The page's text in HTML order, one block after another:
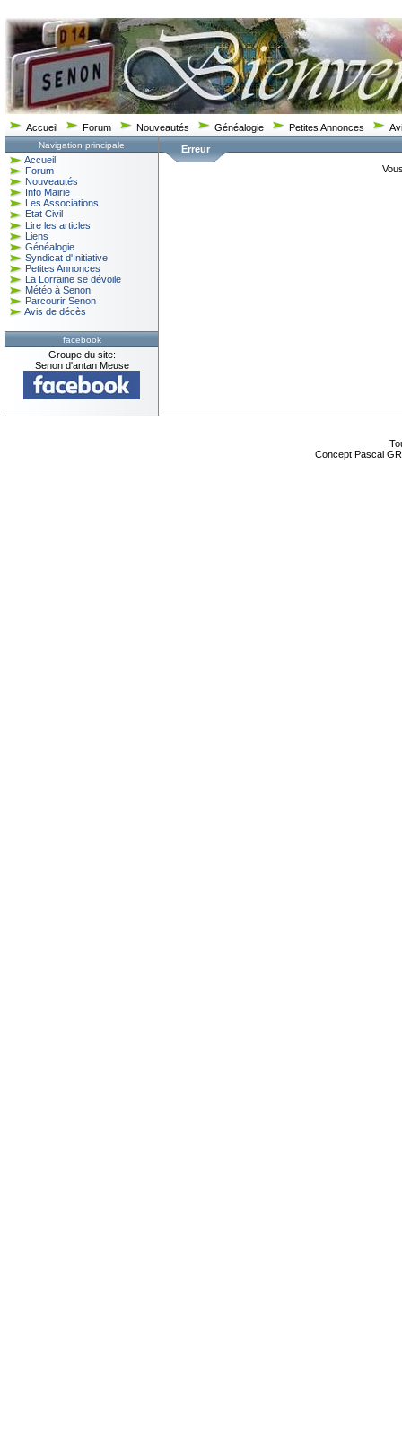
Accueil Forum Nouveautés Généalogie Petites Annonces
Navigation principale
Accueil
Forum
Nouveautés
Info Mairie
Les Associations
Etat Civil
Lire les articles
Liens
Généalogie
Syndicat d'Initiative
Petites Annonces
La Lorraine se dévoile
Météo à Senon
Parcourir Senon
Avis de décès
facebook
Groupe du site:
Senon d'antan Meuse
Erreur
Concept Pascal